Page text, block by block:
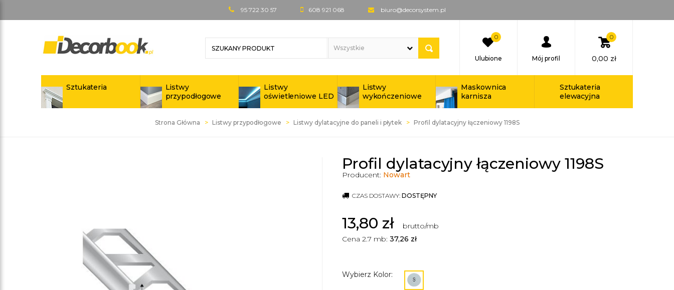
95 722 30 57 608 921 068 biuro@decorsystem.pl
0
Ulubione Mój profil
0
0,00 zł
Sztukateria
Listwy
przypodłogowe
Listwy
oświetleniowe LED
Listwy
wykończeniowe
Maskownica
karnisza
Sztukateria
elewacyjna
Strona Główna Listwy przypodłogowe Listwy dylatacyjne do paneli i płytek Profil dylatacyjny łączeniowy 1198S
Profil dylatacyjny łączeniowy 1198S
Producent: Nowart
CZAS DOSTAWY: DOSTĘPNY
13,80 zł
brutto/mb
Cena 2.7 mb: 37,26 zł
Wybierz Kolor: